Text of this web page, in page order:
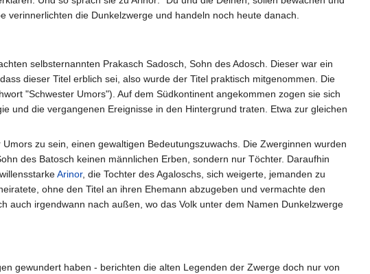
verinnerlichten die Dunkelzwerge und handeln noch heute danach.
selbsternannten Prakasch Sadosch, Sohn des Adosch. Dieser war ein
dieser Titel erblich sei, also wurde der Titel praktisch mitgenommen. Die
"Schwester Umors"). Auf dem Südkontinent angekommen zogen sie sich
und die vergangenen Ereignisse in den Hintergrund traten. Etwa zur gleichen
zu sein, einen gewaltigen Bedeutungszuwachs. Die Zwerginnen wurden
des Batosch keinen männlichen Erben, sondern nur Töchter. Daraufhin
Arinor, die Tochter des Agaloschs, sich weigerte, jemanden zu
ohne den Titel an ihren Ehemann abzugeben und vermachte den
auch irgendwann nach außen, wo das Volk unter dem Namen Dunkelzwerge
gewundert haben - berichten die alten Legenden der Zwerge doch nur von